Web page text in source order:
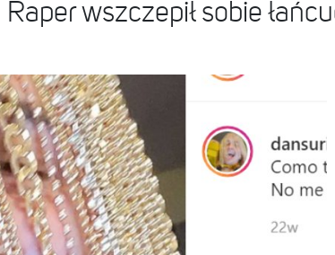
wszczepił sobie